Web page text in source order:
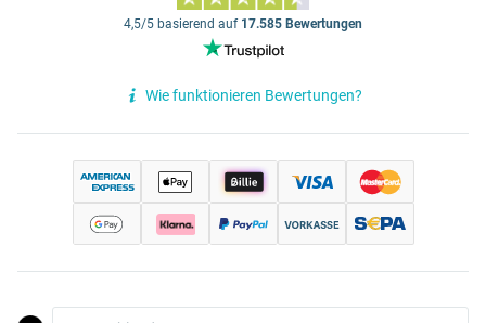
4,5/5 basierend auf 17.585 Bewertungen
Wie funktionieren Bewertungen?